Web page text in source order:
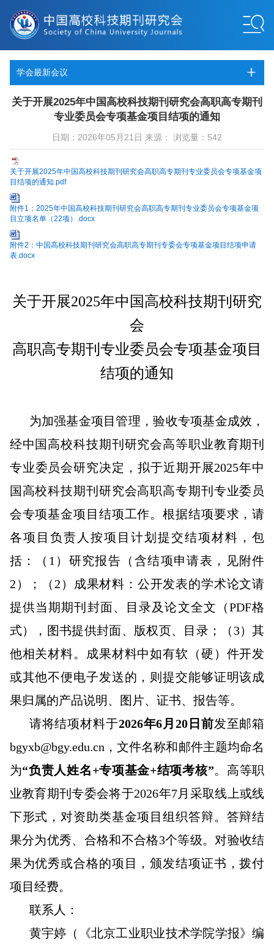
学会最新会议
关于开展2025年中国高校科技期刊研究会高职高专期刊
专业委员会专项基金项目结项的通知
日期：2026年05月21日 来源： 浏览量：542
关于开展2025年中国高校科技期刊研究会高职高专期刊专业委员会专项基金项
目结项的通知.pdf
附件1：2025年中国高校科技期刊研究会高职高专期刊专业委员会专项基金项
目立项名单（22项）.docx
附件2：中国高校科技期刊研究会高职高专期刊专委会专项基金项目结项申请
表.docx
关于开展2025年中国高校科技期刊研究
会
高职高专期刊专业委员会专项基金项目
结项的通知
为加强基金项目管理，验收专项基金成效，
经中国高校科技期刊研究会高等职业教育期刊
专业委员会研究决定，拟于近期开展2025年中
国高校科技期刊研究会高职高专期刊专业委员
会专项基金项目结项工作。根据结项要求，请
各项目负责人按项目计划提交结项材料，包
括：（1）研究报告（含结项申请表，见附件
2）；（2）成果材料：公开发表的学术论文请
提供当期期刊封面、目录及论文全文（PDF格
式），图书提供封面、版权页、目录；（3）其
他相关材料。成果材料中如有软（硬）件开发
或其他不便电子发送的，则提交能够证明该成
果归属的产品说明、图片、证书、报告等。
请将结项材料于2026年6月20日前发至邮箱
bgyxb@bgy.edu.cn，文件名称和邮件主题均命名
为“负责人姓名+专项基金+结项考核”。高等职
业教育期刊专委会将于2026年7月采取线上或线
下形式，对资助类基金项目组织答辩。答辩结
果分为优秀、合格和不合格3个等级。对验收结
果为优秀或合格的项目，颁发结项证书，拨付
项目经费。
联系人：
黄宇婷（《北京工业职业技术学院学报》编